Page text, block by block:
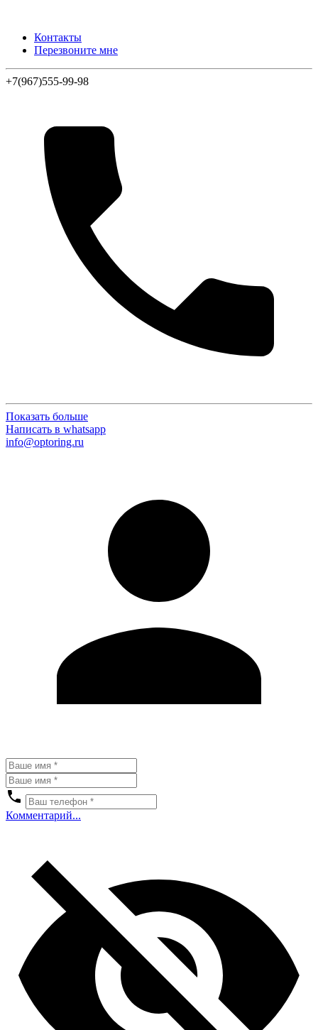
Контакты
Перезвоните мне
+7(967)555-99-98
Показать больше
Написать в whatsapp
info@optoring.ru
Комментарий...